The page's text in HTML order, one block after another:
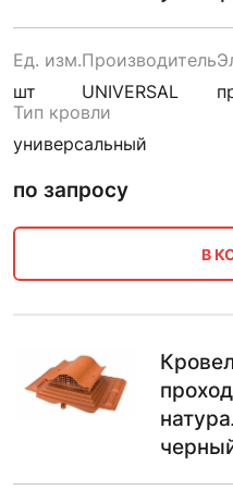
Ед. изм.
шт
Производитель
UNIVERSAL
Тип кровли
универсальный
по запросу
В